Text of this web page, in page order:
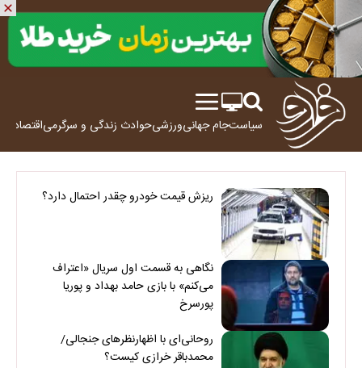
سیاستجام جهانیورزشیحوادث زندگی و سرگرمیاقتصاد
ریزش قیمت خودرو چقدر احتمال دارد؟
نگاهی به قسمت اول سریال «اعتراف
می‌کنم» با بازی حامد بهداد و پوریا
پورسرخ
روحانی‌ای با اظهارنظرهای جنجالی/
محمدباقر خرازی کیست؟